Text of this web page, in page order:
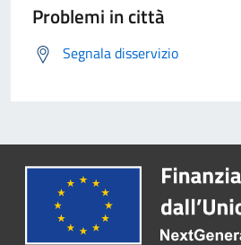
Problemi in città
Segnala disservizio